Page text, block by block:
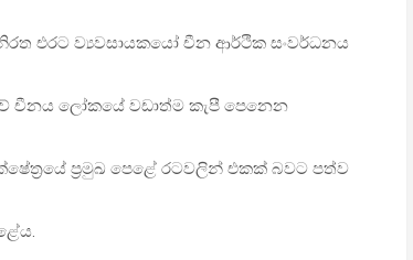
එරට ව්‍යවසායකයෝ චීන ආර්ථික සංවර්ධනය
චීනය ලෝකයේ වඩාත්ම කැපී පෙනෙන
ප්‍රමුඛ පෙළේ රටවලින් එකක් බවට පත්ව